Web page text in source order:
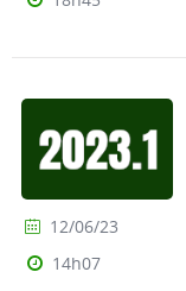
12/06/23
14h07